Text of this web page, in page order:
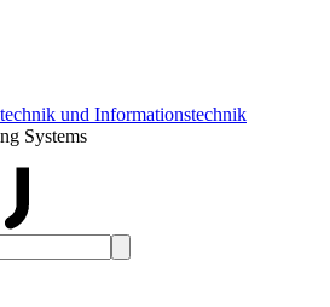
und Informationstechnik
Systems